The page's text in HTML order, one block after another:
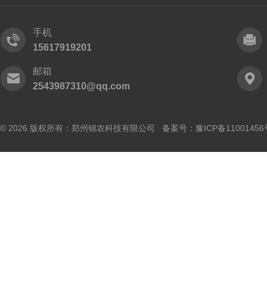
手机
15617919201
邮箱
2543987310@qq.com
© 2026 版权所有：郑州锦农科技有限公司 备案号： 豫ICP备11001456